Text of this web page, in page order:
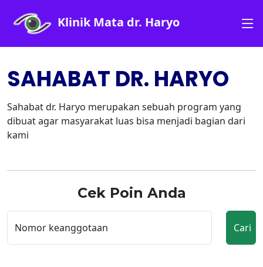
Klinik Mata dr. Haryo
SAHABAT DR. HARYO
Sahabat dr. Haryo merupakan sebuah program yang
dibuat agar masyarakat luas bisa menjadi bagian dari
kami
Cek Poin Anda
Nomor keanggotaan Cari